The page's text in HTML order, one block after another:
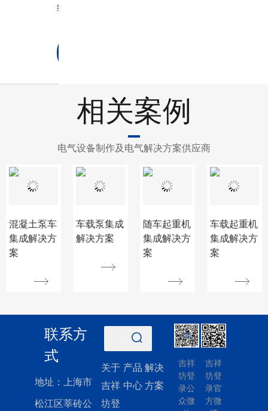
线
相关案例
电气设备制作及电气解决方案供应商
混凝土泵车
集成解决方
案
车载泵集成
解决方案
随车起重机
集成解决方
案
车载起重机
集成解决方
案
联系方
式
地址：上海市
松江区莘砖公
取消
记录
历史
记录
关于
吉祥
坊登
产品
中心
解决
方案
吉祥
坊登
录公
众微
吉祥
坊登
录官
方微